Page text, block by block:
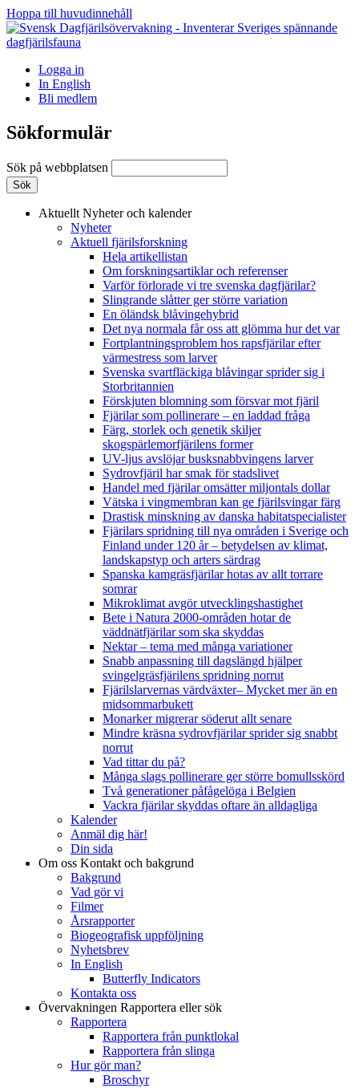
Hoppa till huvudinnehåll
Logga in
In English
Bli medlem
Sökformulär
Sök på webbplatsen
Aktuellt Nyheter och kalender
Nyheter
Aktuell fjärilsforskning
Hela artikellistan
Om forskningsartiklar och referenser
Varför förlorade vi tre svenska dagfjärilar?
Slingrande slåtter ger större variation
En öländsk blåvingehybrid
Det nya normala får oss att glömma hur det var
Fortplantningsproblem hos rapsfjärilar efter
värmestress som larver
Svenska svartfläckiga blåvingar sprider sig i
Storbritannien
Förskjuten blomning som försvar mot fjäril
Fjärilar som pollinerare – en laddad fråga
Färg, storlek och genetik skiljer
skogspärlemorfjärilens former
UV-ljus avslöjar busksnabbvingens larver
Sydrovfjäril har smak för stadslivet
Handel med fjärilar omsätter miljontals dollar
Vätska i vingmembran kan ge fjärilsvingar färg
Drastisk minskning av danska habitatspecialister
Fjärilars spridning till nya områden i Sverige och
Finland under 120 år– betydelsen av klimat,
landskapstyp och arters särdrag
Spanska kamgräsfjärilar hotas av allt torrare
somrar
Mikroklimat avgör utvecklingshastighet
Bete i Natura 2000-områden hotar de
väddnätfjärilar som ska skyddas
Nektar – tema med många variationer
Snabb anpassning till dagslängd hjälper
svingelgräsfjärilens spridning norrut
Fjärilslarvernas värdväxter– Mycket mer än en
midsommarbukett
Monarker migrerar söderut allt senare
Mindre kräsna sydrovfjärilar sprider sig snabbt
norrut
Vad tittar du på?
Många slags pollinerare ger större bomullsskörd
Två generationer påfågelöga i Belgien
Vackra fjärilar skyddas oftare än alldagliga
Kalender
Anmäl dig här!
Din sida
Om oss Kontakt och bakgrund
Bakgrund
Vad gör vi
Filmer
Årsrapporter
Biogeografisk uppföljning
Nyhetsbrev
In English
Butterfly Indicators
Kontakta oss
Övervakningen Rapportera eller sök
Rapportera
Rapportera från punktlokal
Rapportera från slinga
Hur gör man?
Broschyr